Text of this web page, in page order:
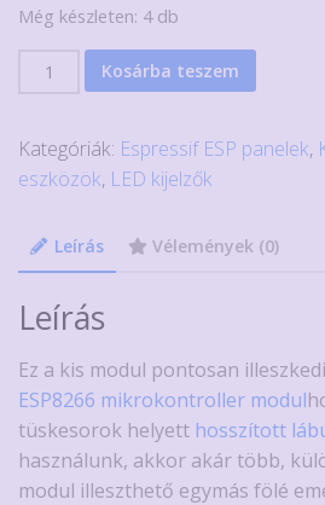
Még készleten: 4 db
8x8-
mátrix
WeMos
Mini
mikrokontroller
modulhoz
mennyiség
Kosárba teszem
Kategóriák: Espressif ESP panelek,
eszközök, LED kijelzők
Leírás Vélemények (0)
Leírás
Ez a kis modul pontosan
ESP8266 mikrokontroller modul
tüskesorok helyett hosszított
használunk, akkor akár több,
modul illeszthető egymás fölé